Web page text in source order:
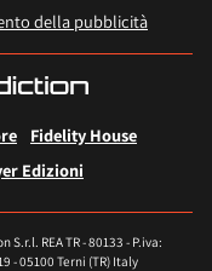
della pubblicità
Fidelity House
Edizioni
REA TR - 80133 - P.iva:
- 05100 Terni (TR) Italy